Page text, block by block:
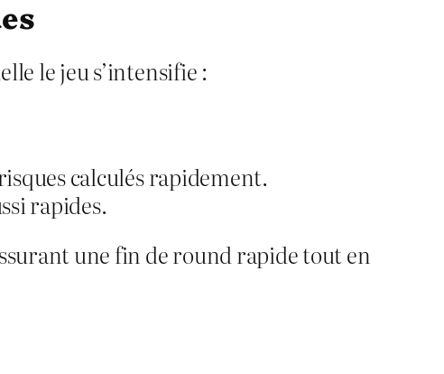
le jeu s’intensifie :
calculés rapidement.
rapides.
une fin de round rapide tout en